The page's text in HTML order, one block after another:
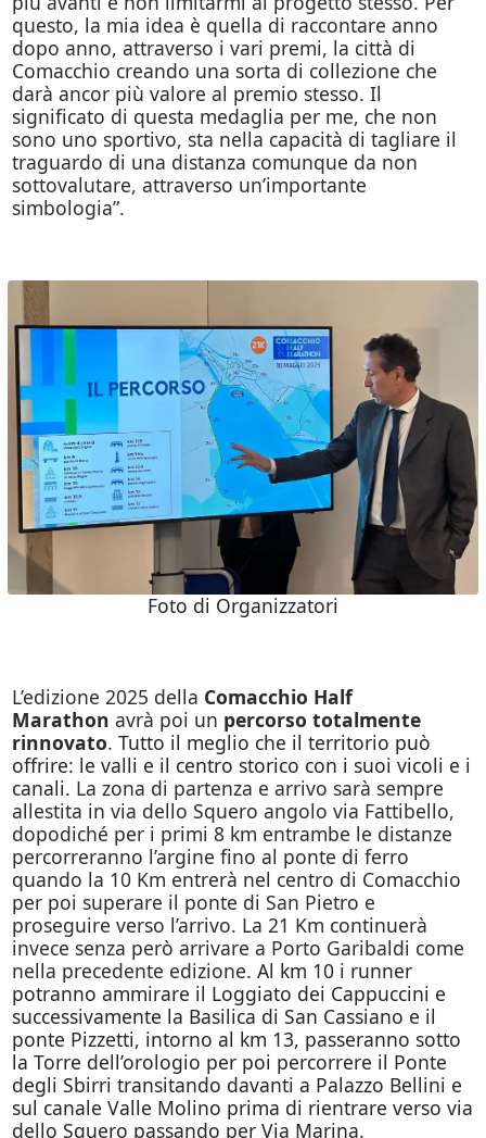
questo, la mia idea è quella di raccontare anno
dopo anno, attraverso i vari premi, la città di
Comacchio creando una sorta di collezione che
darà ancor più valore al premio stesso. Il
significato di questa medaglia per me, che non
sono uno sportivo, sta nella capacità di tagliare il
traguardo di una distanza comunque da non
sottovalutare, attraverso un’importante
simbologia”.
Foto di Organizzatori
L’edizione 2025 della Comacchio Half
Marathon avrà poi un percorso totalmente
rinnovato. Tutto il meglio che il territorio può
offrire: le valli e il centro storico con i suoi vicoli e i
canali. La zona di partenza e arrivo sarà sempre
allestita in via dello Squero angolo via Fattibello,
dopodiché per i primi 8 km entrambe le distanze
percorreranno l’argine fino al ponte di ferro
quando la 10 Km entrerà nel centro di Comacchio
per poi superare il ponte di San Pietro e
proseguire verso l’arrivo. La 21 Km continuerà
invece senza però arrivare a Porto Garibaldi come
nella precedente edizione. Al km 10 i runner
potranno ammirare il Loggiato dei Cappuccini e
successivamente la Basilica di San Cassiano e il
ponte Pizzetti, intorno al km 13, passeranno sotto
la Torre dell’orologio per poi percorrere il Ponte
degli Sbirri transitando davanti a Palazzo Bellini e
sul canale Valle Molino prima di rientrare verso via
dello Squero passando per Via Marina.